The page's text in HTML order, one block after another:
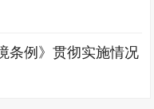
条例》贯彻实施情况